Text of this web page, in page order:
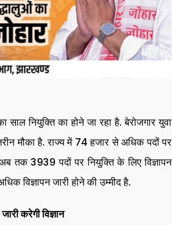
नियुक्ति का होने जा रहा है. बेरोजगार युवा
मौका है. राज्य में 74 हजार से अधिक पदों पर
तक 3939 पदों पर नियुक्ति के लिए विज्ञापन
विज्ञापन जारी होने की उम्मीद है.
करेगी विज्ञान